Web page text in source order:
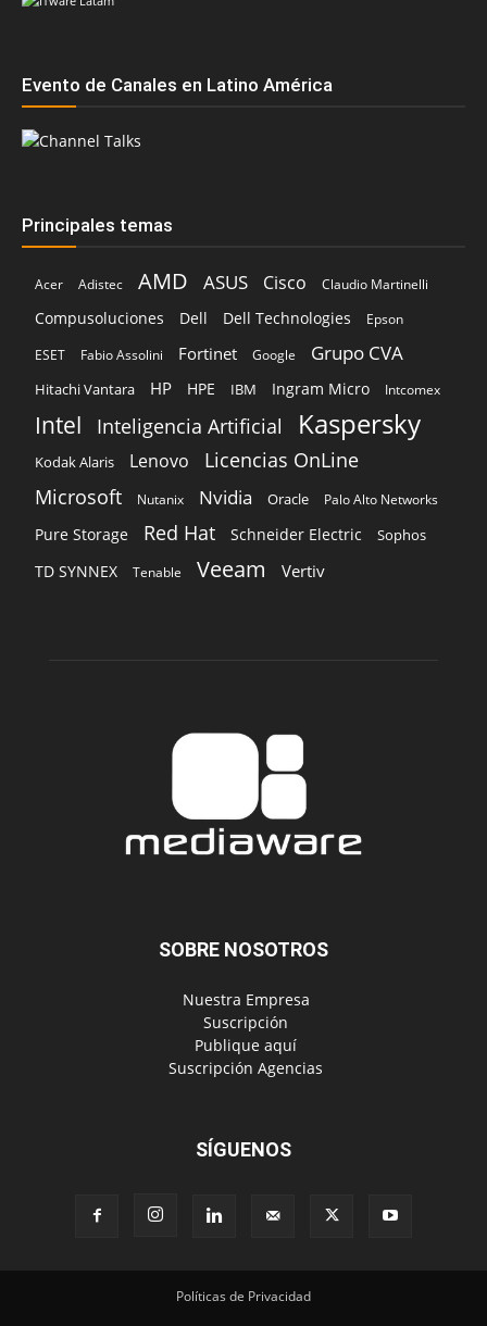
Evento de Canales en Latino América
Principales temas
Acer Adistec AMD ASUS Cisco Claudio Martinelli
Compusoluciones Dell Dell Technologies
Epson
ESET
Fabio Assolini Fortinet Google Grupo CVA
Hitachi Vantara HP HPE IBM Ingram Micro Intcomex
Intel Inteligencia Artificial Kaspersky
Kodak Alaris Lenovo Licencias OnLine
Microsoft Nutanix Nvidia Oracle Palo Alto Networks
Pure Storage Red Hat Schneider Electric Sophos
TD SYNNEX Tenable Veeam Vertiv
SOBRE NOSOTROS
‎ Nuestra Empresa
‎ Suscripción
‎ Publique aquí
‎ Suscripción Agencias
SÍGUENOS
Políticas de Privacidad